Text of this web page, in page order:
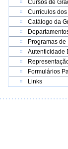
Cursos de
Currículos
Catálogo da
Programas
Autenticidade
Formulários
Links